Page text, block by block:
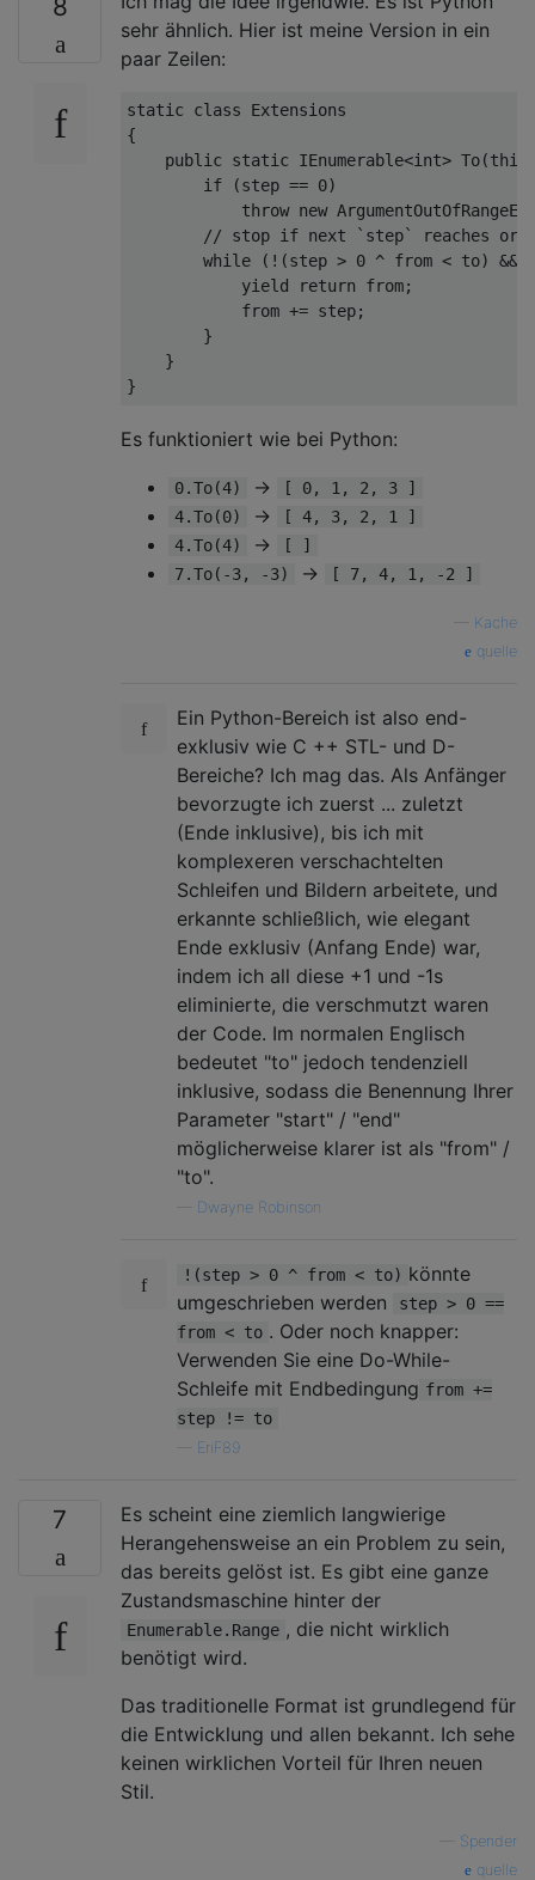
8
sehr ähnlich. Hier ist meine Version in ein
paar Zeilen:
static class
Extensions
{
public
static IEnumerable<int> To(this
if (step == 0)
throw new
// stop if next `step` reaches or
while (!(step > 0 ^ from < to) &&
yield
return from;
from += step;
        }
    }
Es funktioniert wie bei Python:
0.To(4) →
[ 0, 1, 2, 3 ]
4.To(0)
→
[ 4, 3, 2, 1 ]
4.To(4)
→
[ ]
7.To(-3, -3)
→ [ 7, 4, 1, -2 ]
Kache
quelle
Ein Python-Bereich ist also end-
exklusiv wie C ++ STL- und D-
Bereiche? Ich mag das. Als Anfänger
bevorzugte ich zuerst ... zuletzt
(Ende inklusive), bis ich mit
komplexeren verschachtelten
Schleifen und Bildern arbeitete, und
erkannte schließlich, wie elegant
Ende exklusiv (Anfang Ende) war,
indem ich all diese +1 und -1s
eliminierte, die verschmutzt waren
der Code. Im normalen Englisch
bedeutet "to" jedoch tendenziell
inklusive, sodass die Benennung Ihrer
Parameter "start" / "end"
möglicherweise klarer ist als "from" /
"to".
Dwayne Robinson
!(step > 0 ^ from < to) könnte
umgeschrieben werden
step > 0 ==
from < to . Oder noch knapper:
Verwenden Sie eine Do-While-
Schleife mit Endbedingung from +=
step != to
EriF89
7
Es scheint eine ziemlich langwierige
Herangehensweise an ein Problem zu sein,
das bereits gelöst ist. Es gibt eine ganze
Zustandsmaschine hinter der
Enumerable.Range , die nicht wirklich
benötigt wird.
Das traditionelle Format ist grundlegend für
die Entwicklung und allen bekannt. Ich sehe
keinen wirklichen Vorteil für Ihren neuen
Stil.
Spender
quelle